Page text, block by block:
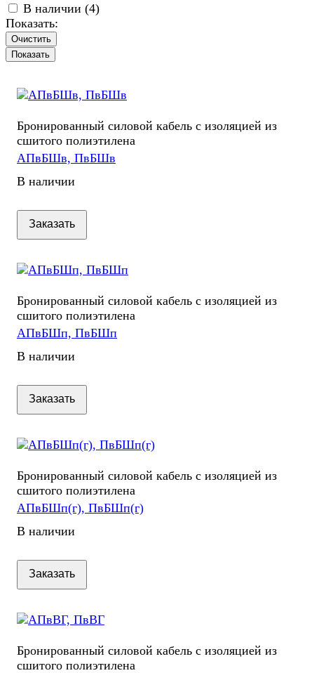
В наличии (4)
Показать:
Очистить
Бронированный силовой кабель с изоляцией из
сшитого полиэтилена
АПвБШв, ПвБШв
В наличии
Заказать
Бронированный силовой кабель с изоляцией из
сшитого полиэтилена
АПвБШп, ПвБШп
В наличии
Заказать
Бронированный силовой кабель с изоляцией из
сшитого полиэтилена
АПвБШп(г), ПвБШп(г)
В наличии
Заказать
Бронированный силовой кабель с изоляцией из
сшитого полиэтилена